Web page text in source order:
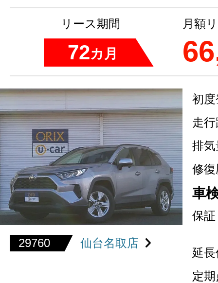
リース期間
72カ月
月額
29760 仙台名取店
初
走
排気
修復
車
保証
延
定